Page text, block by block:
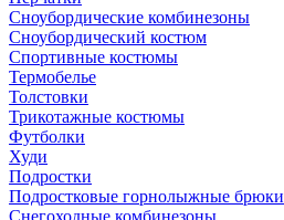
Сноубордические комбинезоны
Сноубордический костюм
Спортивные костюмы
Термобелье
Толстовки
Трикотажные костюмы
Футболки
Худи
Подростки
Подростковые горнолыжные брюки
Снегоходные комбинезоны